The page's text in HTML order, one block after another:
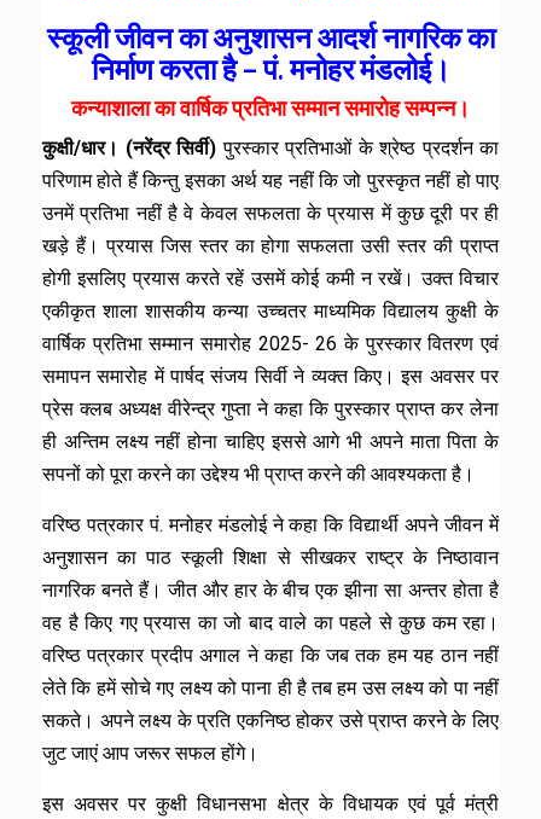
स्कूली जीवन का अनुशासन आदर्श नागरिक का
निर्माण करता है – पं. मनोहर मंडलोई।
कन्याशाला का वार्षिक प्रतिभा सम्मान समारोह सम्पन्न।
कुक्षी/धार। (नरेंद्र सिर्वी) पुरस्कार प्रतिभाओं के श्रेष्ठ प्रदर्शन का
परिणाम होते हैं किन्तु इसका अर्थ यह नहीं कि जो पुरस्कृत नहीं हो पाए
उनमें प्रतिभा नहीं है वे केवल सफलता के प्रयास में कुछ दूरी पर ही
खड़े हैं। प्रयास जिस स्तर का होगा सफलता उसी स्तर की प्राप्त
होगी इसलिए प्रयास करते रहें उसमें कोई कमी न रखें। उक्त विचार
एकीकृत शाला शासकीय कन्या उच्चतर माध्यमिक विद्यालय कुक्षी के
वार्षिक प्रतिभा सम्मान समारोह 2025- 26 के पुरस्कार वितरण एवं
समापन समारोह में पार्षद संजय सिर्वी ने व्यक्त किए। इस अवसर पर
प्रेस क्लब अध्यक्ष वीरेन्द्र गुप्ता ने कहा कि पुरस्कार प्राप्त कर लेना
ही अन्तिम लक्ष्य नहीं होना चाहिए इससे आगे भी अपने माता पिता के
सपनों को पूरा करने का उद्देश्य भी प्राप्त करने की आवश्यकता है।
वरिष्ठ पत्रकार पं. मनोहर मंडलोई ने कहा कि विद्यार्थी अपने जीवन में
अनुशासन का पाठ स्कूली शिक्षा से सीखकर राष्ट्र के निष्ठावान
नागरिक बनते हैं। जीत और हार के बीच एक झीना सा अन्तर होता है
वह है किए गए प्रयास का जो बाद वाले का पहले से कुछ कम रहा।
वरिष्ठ पत्रकार प्रदीप अगाल ने कहा कि जब तक हम यह ठान नहीं
लेते कि हमें सोचे गए लक्ष्य को पाना ही है तब हम उस लक्ष्य को पा नहीं
सकते। अपने लक्ष्य के प्रति एकनिष्ठ होकर उसे प्राप्त करने के लिए
जुट जाएं आप जरूर सफल होंगे।
इस अवसर पर कुक्षी विधानसभा क्षेत्र के विधायक एवं पूर्व मंत्री